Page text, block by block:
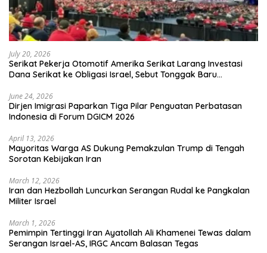
July 20, 2026
Serikat Pekerja Otomotif Amerika Serikat Larang Investasi
Dana Serikat ke Obligasi Israel, Sebut Tonggak Baru
June 24, 2026
Dirjen Imigrasi Paparkan Tiga Pilar Penguatan Perbatasan
Indonesia di Forum DGICM 2026
April 13, 2026
Mayoritas Warga AS Dukung Pemakzulan Trump di Tengah
Sorotan Kebijakan Iran
March 12, 2026
Iran dan Hezbollah Luncurkan Serangan Rudal ke Pangkalan
Militer Israel
March 1, 2026
Pemimpin Tertinggi Iran Ayatollah Ali Khamenei Tewas dalam
Serangan Israel-AS, IRGC Ancam Balasan Tegas